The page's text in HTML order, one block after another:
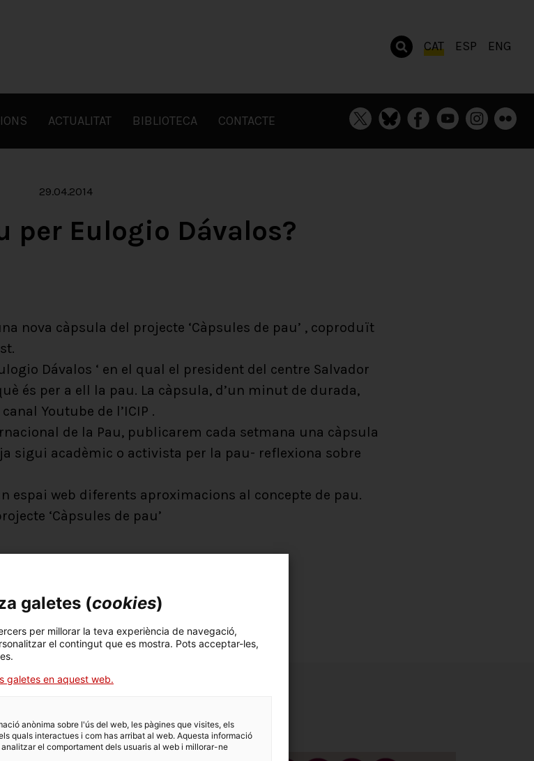
CAT ESP ENG
ACTUALITAT BIBLIOTECA CONTACTE
29.04.2014
per Eulogio Dávalos?
nova càpsula del projecte ‘Càpsules de pau’ , coproduït
Dávalos ‘ en el qual el president del centre Salvador
és per a ell la pau. La càpsula, d’un minut de durada,
Youtube de l’ICIP .
de la Pau, publicarem cada setmana una càpsula
sigui acadèmic o activista per la pau- reflexiona sobre
espai web diferents aproximacions al concepte de pau.
‘Càpsules de pau’
et pot interessar
galetes (cookies)
per millorar la teva experiència de navegació,
el contingut que es mostra. Pots acceptar-les,
galetes en aquest web.
anònima sobre l'ús del web, les pàgines que visites, els
quals interactues i com has arribat al web. Aquesta informació
el comportament dels usuaris al web i millorar-ne